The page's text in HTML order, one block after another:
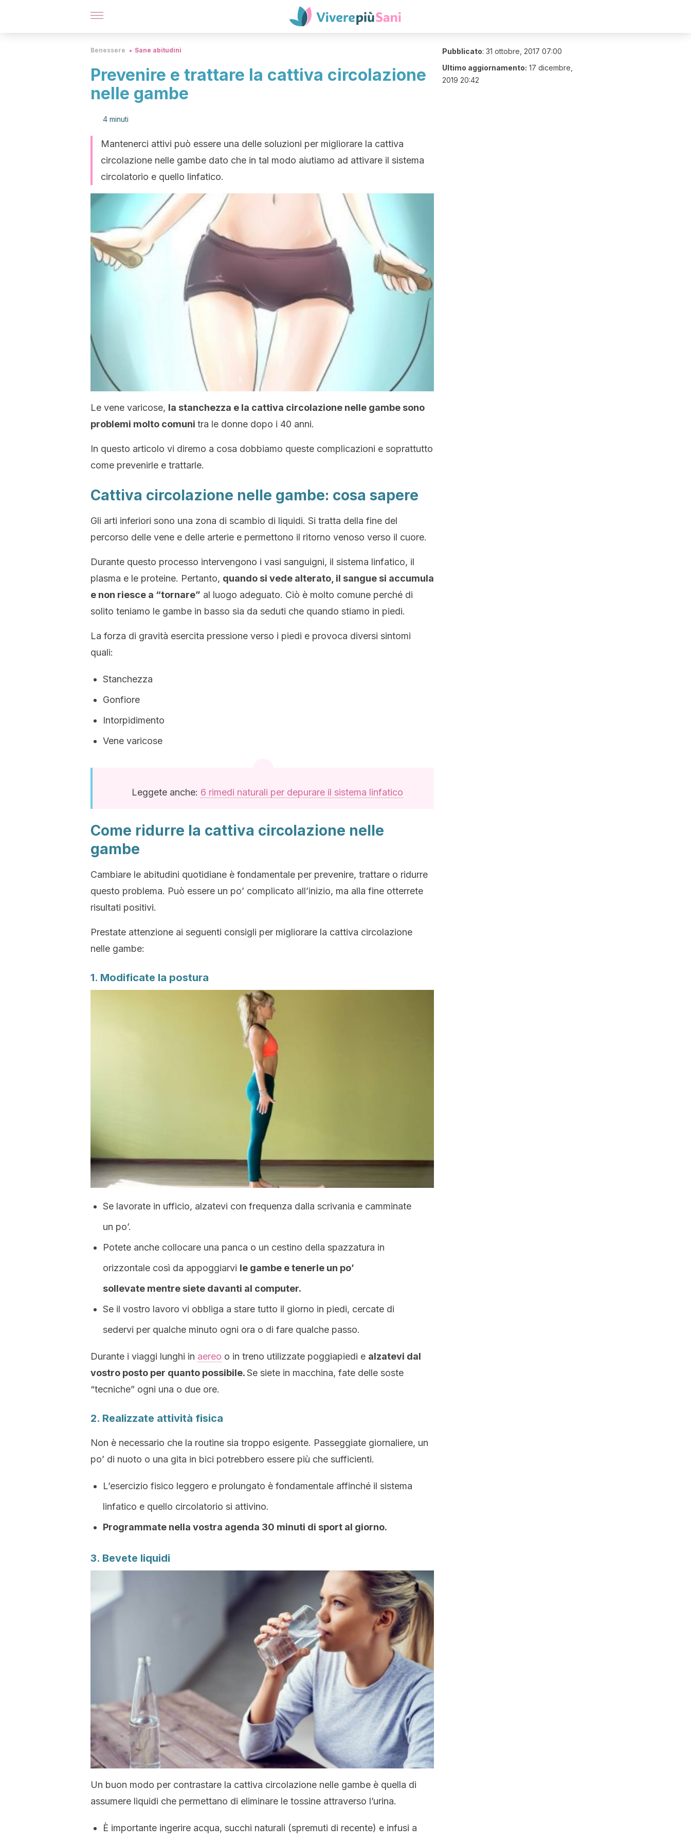
Benessere Sane abitudini
Prevenire e trattare la cattiva circolazione
nelle gambe
4 minuti
Mantenerci attivi può essere una delle soluzioni per migliorare la cattiva
circolazione nelle gambe dato che in tal modo aiutiamo ad attivare il sistema
circolatorio e quello linfatico.
Le vene varicose, la stanchezza e la cattiva circolazione nelle gambe sono
problemi molto comuni tra le donne dopo i 40 anni.
In questo articolo vi diremo a cosa dobbiamo queste complicazioni e soprattutto
come prevenirle e trattarle.
Cattiva circolazione nelle gambe: cosa sapere
Gli arti inferiori sono una zona di scambio di liquidi. Si tratta della fine del
percorso delle vene e delle arterie e permettono il ritorno venoso verso il cuore.
Durante questo processo intervengono i vasi sanguigni, il sistema linfatico, il
plasma e le proteine. Pertanto, quando si vede alterato, il sangue si accumula
e non riesce a “tornare” al luogo adeguato. Ciò è molto comune perché di
solito teniamo le gambe in basso sia da seduti che quando stiamo in piedi.
La forza di gravità esercita pressione verso i piedi e provoca diversi sintomi
quali:
Stanchezza
Gonfiore
Intorpidimento
Vene varicose
Leggete anche: 6 rimedi naturali per depurare il sistema linfatico
Come ridurre la cattiva circolazione nelle
gambe
Cambiare le abitudini quotidiane è fondamentale per prevenire, trattare o ridurre
questo problema. Può essere un po’ complicato all’inizio, ma alla fine otterrete
risultati positivi.
Prestate attenzione ai seguenti consigli per migliorare la cattiva circolazione
nelle gambe:
1. Modificate la postura
Se lavorate in ufficio, alzatevi con frequenza dalla scrivania e camminate
un po’.
Potete anche collocare una panca o un cestino della spazzatura in
orizzontale così da appoggiarvi le gambe e tenerle un po’
sollevate mentre siete davanti al computer.
Se il vostro lavoro vi obbliga a stare tutto il giorno in piedi, cercate di
sedervi per qualche minuto ogni ora o di fare qualche passo.
Durante i viaggi lunghi in aereo o in treno utilizzate poggiapiedi e alzatevi dal
vostro posto per quanto possibile.Se siete in macchina, fate delle soste
“tecniche” ogni una o due ore.
2. Realizzate attività fisica
Non è necessario che la routine sia troppo esigente. Passeggiate giornaliere, un
po’ di nuoto o una gita in bici potrebbero essere più che sufficienti.
L’esercizio fisico leggero e prolungato è fondamentale affinché il sistema
linfatico e quello circolatorio si attivino.
Programmate nella vostra agenda 30 minuti di sport al giorno.
3. Bevete liquidi
Un buon modo per contrastare la cattiva circolazione nelle gambe è quella di
assumere liquidi che permettano di eliminare le tossine attraverso l’urina.
È importante ingerire acqua, succhi naturali (spremuti di recente) e infusi a
Pubblicato: 31 ottobre, 2017 07:00
Ultimo aggiornamento: 17 dicembre,
2019 20:42